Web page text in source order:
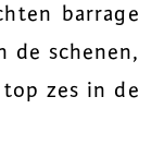
barrage
de schenen,
zes in de